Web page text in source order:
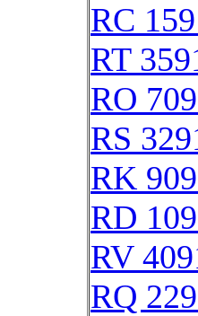
RC
RT
RO
RS
RK
RD
RV
RQ